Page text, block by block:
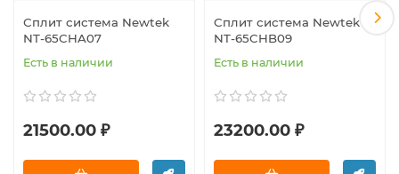
Сплит система Newtek
NT-65CHA07
Есть в наличии
21500.00 ₽
Сплит система Newtek
NT-65CHB09
Есть в наличии
23200.00 ₽